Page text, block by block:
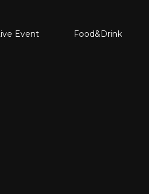
Event Food&Drink